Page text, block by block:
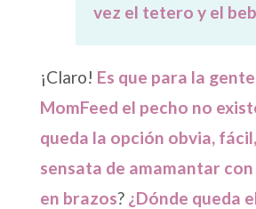
vez el tetero y el
¡Claro! Es que para la
MomFeed el pecho no
queda la opción obvia,
sensata de amamantar
en brazos? ¿Dónde queda